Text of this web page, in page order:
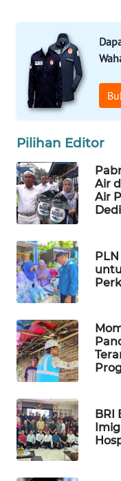
Pilihan Editor
Air
Air
BRI
FORWAMKI
ALPERKLINAS
FORJASIDA
TAMBANG
NEWS
SITUNGIR
NEWS
SIDIKALANG
NEWS
SIBARAGAS
NEWS
METRO
SIANTAR
NEWS
METRO
MEDAN
NEWS